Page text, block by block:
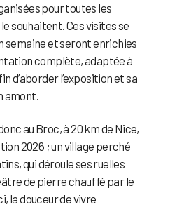
pour toutes les
souhaitent. Ces visites se
semaine et seront enrichies
complète, adaptée à
d’aborder l’exposition et sa
amont.
au Broc, à 20 km de Nice,
2026 ; un village perché
qui déroule ses ruelles
de pierre chauffé par le
la douceur de vivre